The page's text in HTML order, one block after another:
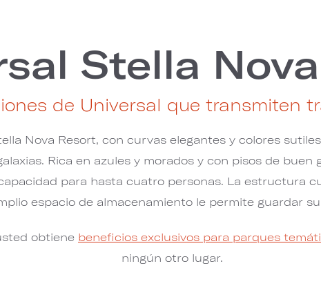
Stella
de Universal que transmiten
Nova Resort, con curvas elegantes y colores
Rica en azules y morados y con pisos de buen
para hasta cuatro personas. La estructura
espacio de almacenamiento le permite guardar
obtiene beneficios exclusivos para parques
ningún otro lugar.